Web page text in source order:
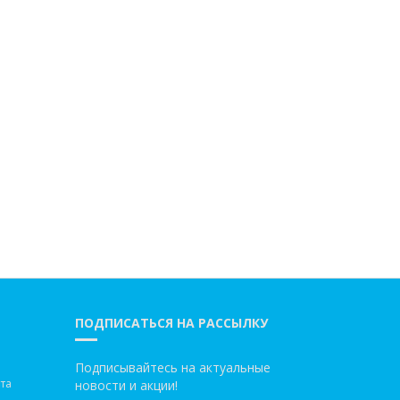
ПОДПИСАТЬСЯ НА РАССЫЛКУ
Подписывайтесь на актуальные
новости и акции!